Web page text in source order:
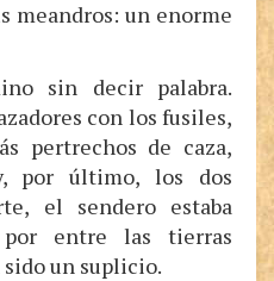
meandros: un enorme
sin decir palabra.
con los fusiles,
pertrechos de caza,
por último, los dos
el sendero estaba
entre las tierras
un suplicio.